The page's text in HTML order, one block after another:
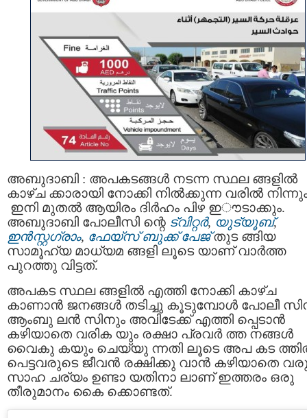
അബുദാബി : അപകടങ്ങൾ നടന്ന സ്ഥല ങ്ങളിൽ
കാഴ്ച ക്കാരായി നോക്കി നില്‍ക്കുന്ന വരില്‍
ഇനി മുതല്‍ ആയിരം ദിർഹം പിഴ ഇൗടാക്കും.
അബുദാബി പോലീസി ന്റെ ട്വിറ്റര്‍, യുട്യൂബ്,
ഇന്‍സ്റ്റഗ്രാം, ഫേയ്സ് ബുക്ക് പേജ്തുട ങ്ങിയ
സാമൂഹ്യ മാധ്യമ ങ്ങളി ലൂടെ യാണ് വാര്‍ത്ത
പുറത്തു വിട്ടത്.
അപകട സ്ഥല ങ്ങളില്‍ എത്തി നോക്കി കാഴ്ച
കാണാന്‍ ജനങ്ങൾ തടിച്ചു കൂടുമ്പോള്‍ പോലീ
ആംബു ലന്‍ സിനും അവിടേക്ക് എത്തി പ്പെടാന്‍
കഴിയാതെ വരിക യും രക്ഷാ പ്രവര്‍ ത്ത നങ്ങള്‍
വൈകു കയും ചെയ്യു ന്നതി ലൂടെ അപ കട
പെട്ടവരുടെ ജീവന്‍ രക്ഷിക്കു വാന്‍ കഴിയാതെ
സാഹ ചര്യം ഉണ്ടാ യതിനാ ലാണ് ഇത്തരം ഒരു
തീരുമാനം കൈ ക്കൊണ്ടത്.